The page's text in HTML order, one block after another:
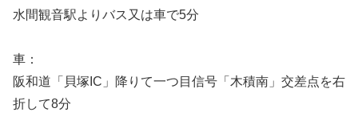
水間観音駅よりバス又は車で5分
車：
阪和道「貝塚IC」降りて一つ目信号「木積南」交差点を右
折して8分